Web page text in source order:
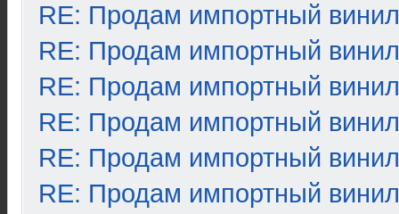
RE: Продам импортный винил
RE: Продам импортный винил
RE: Продам импортный винил
RE: Продам импортный винил
RE: Продам импортный винил
RE: Продам импортный винил